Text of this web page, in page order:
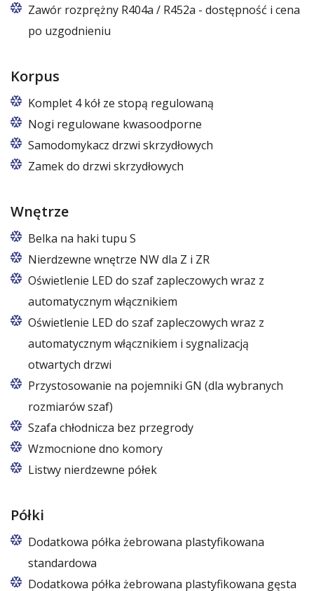
Zawór rozprężny R404a / R452a - dostępność i cena
po uzgodnieniu
Korpus
Komplet 4 kół ze stopą regulowaną
Cztery koła obrotowe, w tym dwa z hamulcem.
Nogi regulowane kwasoodporne
Nogi z regulacją w zakresie 87 – 97 mm
Samodomykacz drzwi skrzydłowych
Zamek do drzwi skrzydłowych
Wnętrze
Belka na haki tupu S
Cena dotyczy jednej belki w jednej komorze szafy
Nierdzewne wnętrze NW dla Z i ZR
Oświetlenie LED do szaf zapleczowych wraz z
automatycznym włącznikiem
Oświetlenie LED do szaf zapleczowych wraz z
automatycznym włącznikiem i sygnalizacją
otwartych drzwi
Przystosowanie na pojemniki GN (dla wybranych
rozmiarów szaf)
Dotyczy modeli szaf Z/825 i Z/1600 (bez
wentylatora); komplet półek 5/10 szt. jest
wymieniany na 10/20 kompletów prowadnic.
Szafa chłodnicza bez przegrody
Wzmocnione dno komory
Listwy nierdzewne półek
Półki
Dodatkowa półka żebrowana plastyfikowana
standardowa
Dodatkowa półka żebrowana plastyfikowana gęsta